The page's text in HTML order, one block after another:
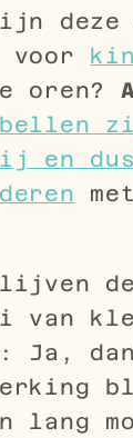
deze
voor
oren?
en
van
: Ja,
lang